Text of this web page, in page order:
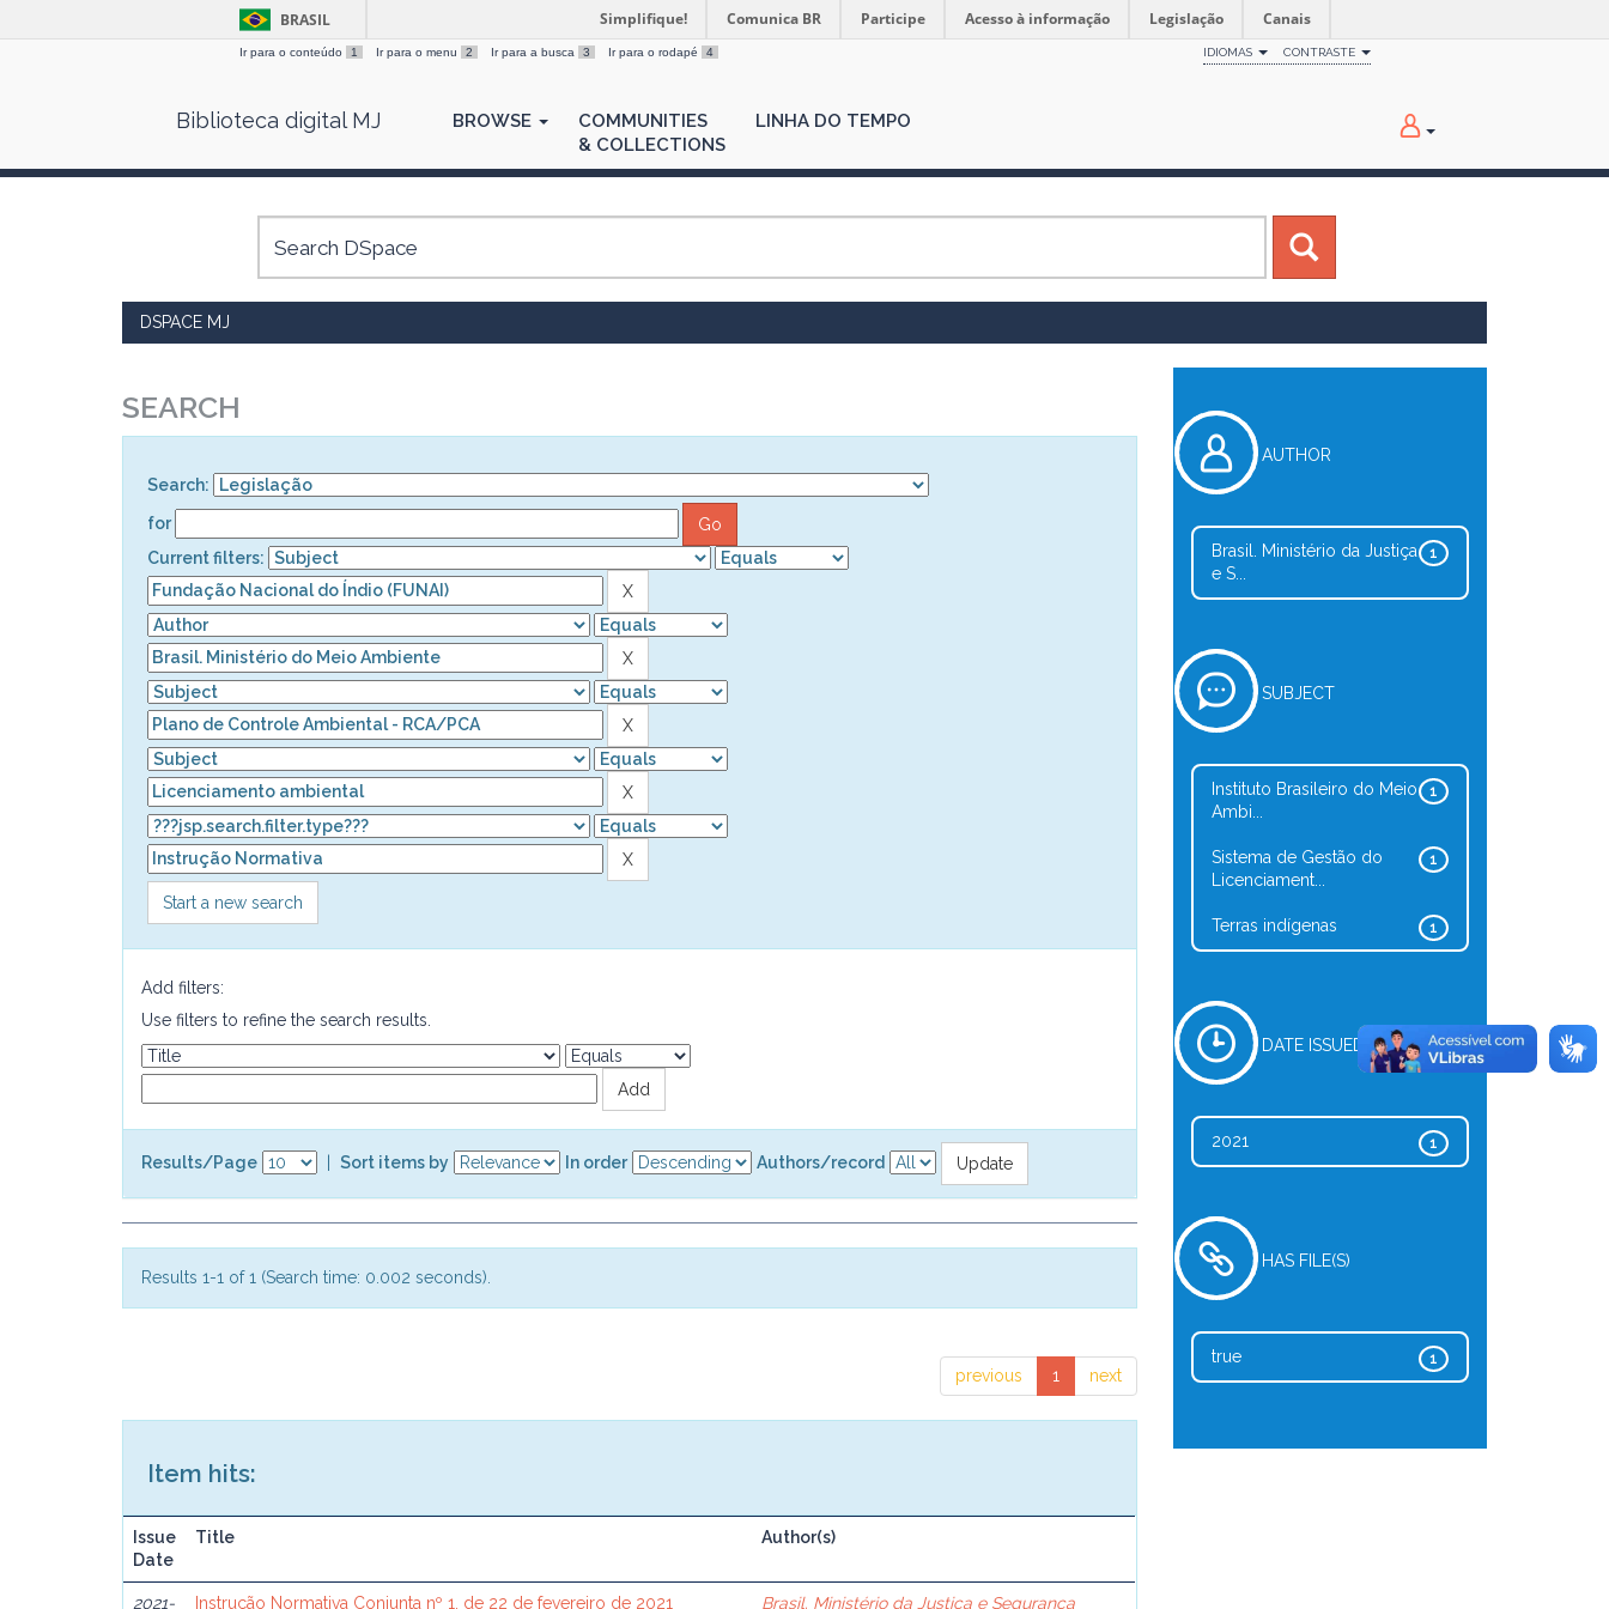
BRASIL Simplifique! Comunica BR Participe Acesso à informação Legislação Canais
Ir para o conteúdo 1 Ir para o menu 2 Ir para a busca 3 Ir para o rodapé 4 IDIOMAS CONTRASTE
Biblioteca digital MJ BROWSE
COMMUNITIES
& COLLECTIONS
LINHA DO TEMPO
DSPACE MJ
SEARCH
Search:
for
Current filters:
Start a new search
Add filters:
Use filters to refine the search results.
Results/Page Sort items by In order Authors/record
Results 1-1 of 1 (Search time: 0.002 seconds).
previous 1 next
Item hits:
Issue
Date
Title Author(s)
2021- Instrução Normativa Conjunta nº 1, de 22 de fevereiro de 2021 Brasil. Ministério da Justiça e Segurança
AUTHOR
1
Brasil. Ministério da Justiça
e S...
SUBJECT
1
Instituto Brasileiro do Meio
Ambi...
1
Sistema de Gestão do
Licenciament...
1
Terras indígenas
DATE ISSUED
1
2021
HAS FILE(S)
1
true